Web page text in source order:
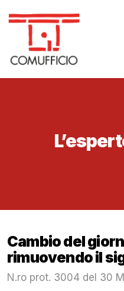
Cambio del
rimuovendo il
N.ro prot. 3004 del 30